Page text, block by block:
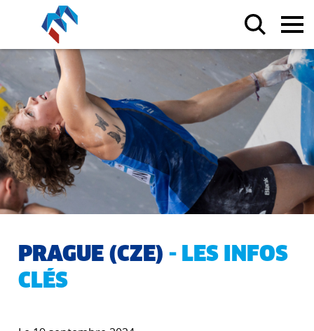
PRAGUE (CZE) - LES INFOS
CLÉS